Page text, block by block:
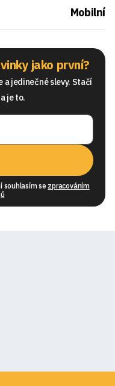
Mobilní
jako první?
a jedinečné slevy. Stačí
je to.
souhlasím se zpracováním